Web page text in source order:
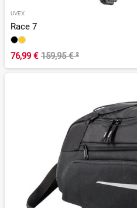
UVEX
Race 7
76,99 € 159,95 €²